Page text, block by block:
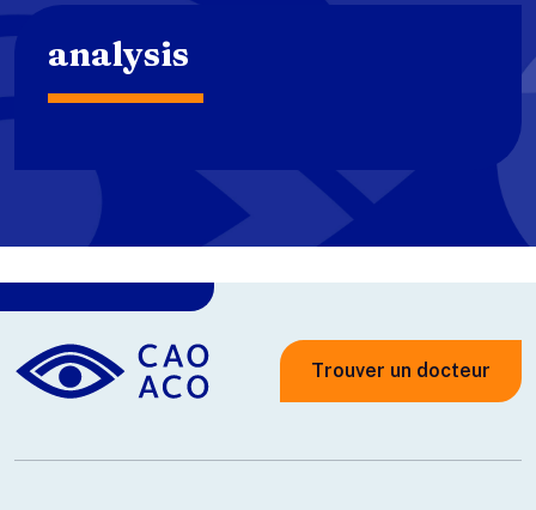
analysis
Trouver un docteur